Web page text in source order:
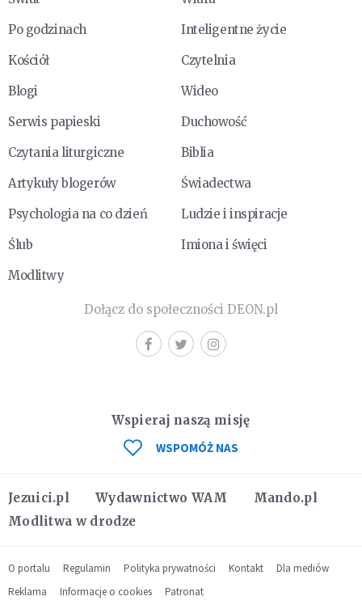
Po godzinach
Inteligentne życie
Kościół
Czytelnia
Blogi
Wideo
Serwis papieski
Duchowość
Czytania liturgiczne
Biblia
Artykuły blogerów
Świadectwa
Psychologia na co dzień
Ludzie i inspiracje
Ślub
Imiona i święci
Modlitwy
Dołącz do społeczności DEON.pl
Jezuici.pl Wydawnictwo WAM
Mando.pl
Modlitwa w drodze
Wspieraj naszą misję
WSPOMÓŻ NAS
O portalu Regulamin Polityka prywatności Kontakt
Dla mediów
Reklama
Informacje o cookies Patronat